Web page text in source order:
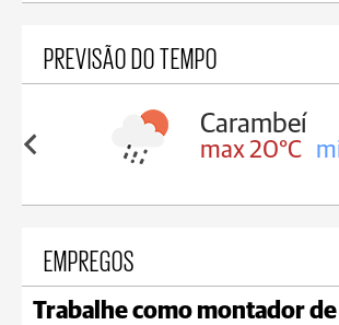
PREVISÃO DO TEMPO
18°C
Carambeí
max 20°C
EMPREGOS
Trabalhe como montador